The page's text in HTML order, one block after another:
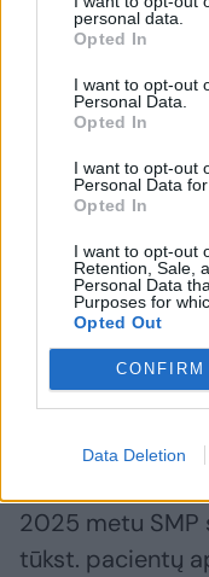
personal data.
Opted In
I want to opt-out
Personal Data.
Opted In
I want to opt-out
Personal Data
Opted In
I want to opt-out
Retention, Sale,
Personal Data
Purposes for
Opted Out
CONFIRM
Data Deletion
Žiaurus
sulaužytas
Šalyje
paslaugas
54 turi SMP
2025 metu SMP
tūkst. pacientų